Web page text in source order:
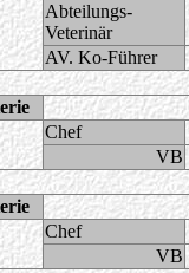
Abteilungs-
Veterinär
AV. Ko-Führer
Chef
VB
Chef
VB